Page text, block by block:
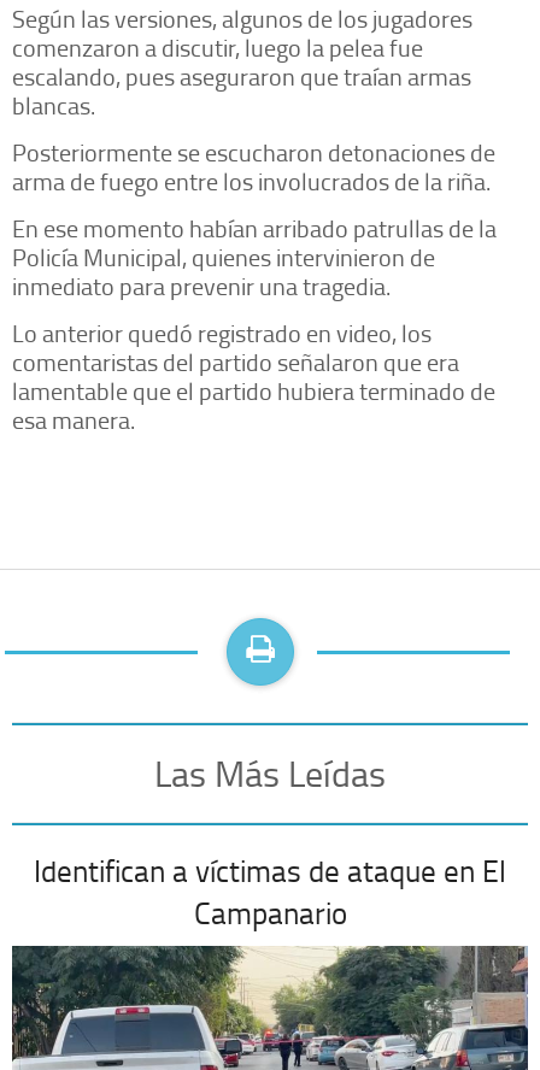
Según las versiones, algunos de los jugadores
comenzaron a discutir, luego la pelea fue
escalando, pues aseguraron que traían armas
blancas.
Posteriormente se escucharon detonaciones de
arma de fuego entre los involucrados de la riña.
En ese momento habían arribado patrullas de la
Policía Municipal, quienes intervinieron de
inmediato para prevenir una tragedia.
Lo anterior quedó registrado en video, los
comentaristas del partido señalaron que era
lamentable que el partido hubiera terminado de
esa manera.
Las Más Leídas
Identifican a víctimas de ataque en El
Campanario